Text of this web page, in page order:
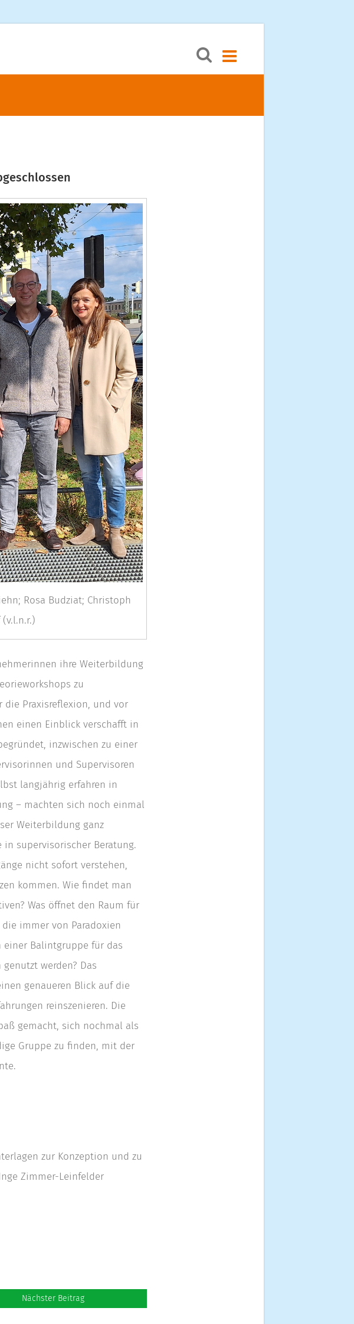
Menü öffnen
Rosa Budziat; Christoph
ihre Weiterbildung
zu
die Praxisreflexion, und vor
einen Einblick verschafft in
inzwischen zu einer
und Supervisoren
langjährig erfahren in
– machten sich noch einmal
Weiterbildung ganz
in supervisorischer Beratung.
nicht sofort verstehen,
kommen. Wie findet man
Was öffnet den Raum für
immer von Paradoxien
einer Balintgruppe für das
werden? Das
genaueren Blick auf die
reinszenieren. Die
gemacht, sich nochmal als
Gruppe zu finden, mit der
zur Konzeption und zu
Zimmer-Leinfelder
Nächster Beitrag